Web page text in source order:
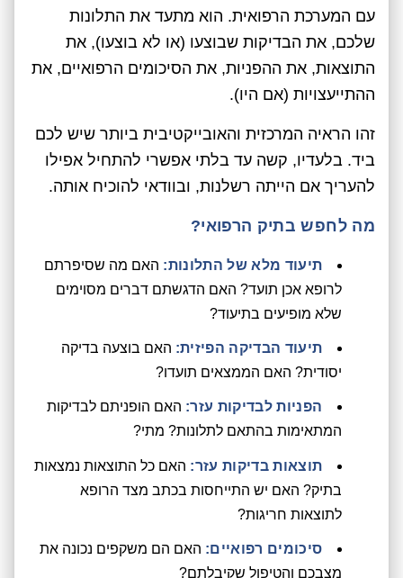
עם המערכת הרפואית. הוא מתעד את התלונות
שלכם, את הבדיקות שבוצעו (או לא בוצעו), את
התוצאות, את ההפניות, את הסיכומים הרפואיים, את
ההתייעצויות (אם היו).
זהו הראיה המרכזית והאובייקטיבית ביותר שיש לכם
ביד. בלעדיו, קשה עד בלתי אפשרי להתחיל אפילו
להעריך אם הייתה רשלנות, ובוודאי להוכיח אותה.
מה לחפש בתיק הרפואי?
תיעוד מלא של התלונות: האם מה שסיפרתם
לרופא אכן תועד? האם הדגשתם דברים מסוימים
שלא מופיעים בתיעוד?
תיעוד הבדיקה הפיזית: האם בוצעה בדיקה
יסודית? האם הממצאים תועדו?
הפניות לבדיקות עזר: האם הופניתם לבדיקות
המתאימות בהתאם לתלונות? מתי?
תוצאות בדיקות עזר: האם כל התוצאות נמצאות
בתיק? האם יש התייחסות בכתב מצד הרופא
לתוצאות חריגות?
סיכומים רפואיים: האם הם משקפים נכונה את
מצבכם והטיפול שקיבלתם?